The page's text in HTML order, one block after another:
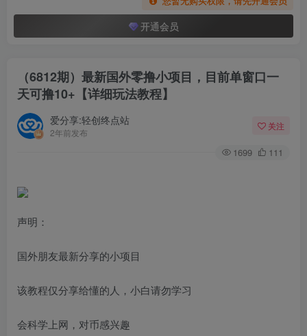
开通会员
（6812期）最新国外零撸小项目，目前单窗口一
天可撸10+【详细玩法教程】
爱分享:轻创终点站
2年前发布
关注
1699 111
声明：
国外朋友最新分享的小项目
该教程仅分享给懂的人，小白请勿学习
会科学上网，对币感兴趣